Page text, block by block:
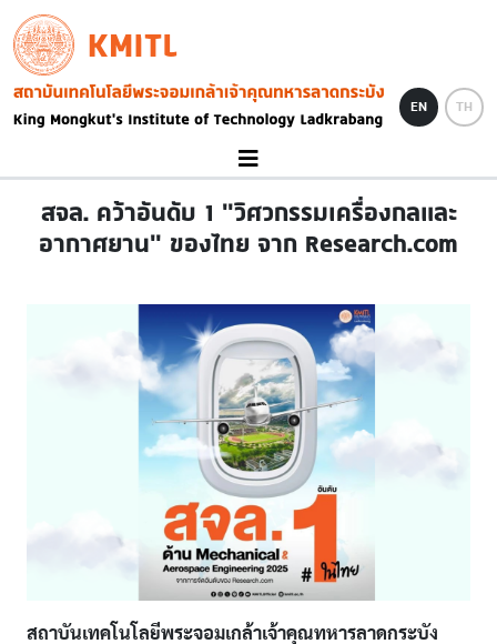
Skip to main content
KMITL
Image
EN TH
สจล. คว้าอันดับ 1 "วิศวกรรมเครื่องกลและ
อากาศยาน" ของไทย จาก Research.com
สถาบันเทคโนโลยีพระจอมเกล้าเจ้าคุณทหารลาดกระบัง